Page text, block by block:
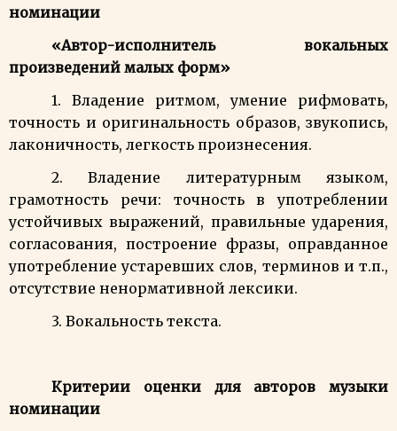
номинации
«Автор-исполнитель вокальных
произведений малых форм»
1. Владение ритмом, умение рифмовать,
точность и оригинальность образов, звукопись,
лаконичность, легкость произнесения.
2.Владение литературным языком,
грамотность речи: точность в употреблении
устойчивых выражений, правильные ударения,
согласования, построение фразы, оправданное
употребление устаревших слов, терминов и т.п.,
отсутствие ненормативной лексики.
3. Вокальность текста.
Критерии оценки для авторов музыки
номинации